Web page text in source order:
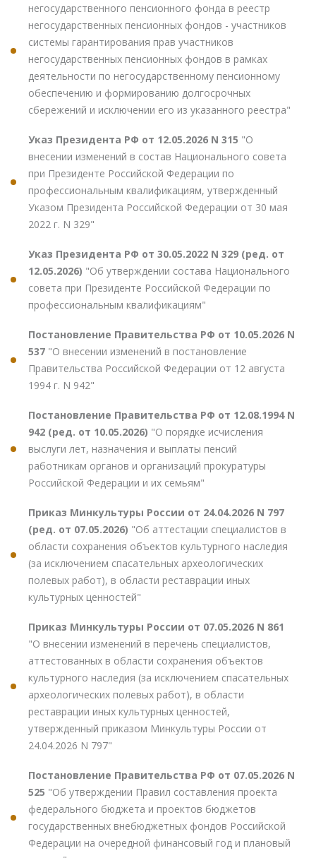
негосударственного пенсионного фонда в реестр
негосударственных пенсионных фондов - участников
системы гарантирования прав участников
негосударственных пенсионных фондов в рамках
деятельности по негосударственному пенсионному
обеспечению и формированию долгосрочных
сбережений и исключении его из указанного реестра"
Указ Президента РФ от 12.05.2026 N 315 "О
внесении изменений в состав Национального совета
при Президенте Российской Федерации по
профессиональным квалификациям, утвержденный
Указом Президента Российской Федерации от 30 мая
2022 г. N 329"
Указ Президента РФ от 30.05.2022 N 329 (ред. от
12.05.2026) "Об утверждении состава Национального
совета при Президенте Российской Федерации по
профессиональным квалификациям"
Постановление Правительства РФ от 10.05.2026 N
537 "О внесении изменений в постановление
Правительства Российской Федерации от 12 августа
1994 г. N 942"
Постановление Правительства РФ от 12.08.1994 N
942 (ред. от 10.05.2026) "О порядке исчисления
выслуги лет, назначения и выплаты пенсий
работникам органов и организаций прокуратуры
Российской Федерации и их семьям"
Приказ Минкультуры России от 24.04.2026 N 797
(ред. от 07.05.2026) "Об аттестации специалистов в
области сохранения объектов культурного наследия
(за исключением спасательных археологических
полевых работ), в области реставрации иных
культурных ценностей"
Приказ Минкультуры России от 07.05.2026 N 861
"О внесении изменений в перечень специалистов,
аттестованных в области сохранения объектов
культурного наследия (за исключением спасательных
археологических полевых работ), в области
реставрации иных культурных ценностей,
утвержденный приказом Минкультуры России от
24.04.2026 N 797"
Постановление Правительства РФ от 07.05.2026 N
525 "Об утверждении Правил составления проекта
федерального бюджета и проектов бюджетов
государственных внебюджетных фондов Российской
Федерации на очередной финансовый год и плановый